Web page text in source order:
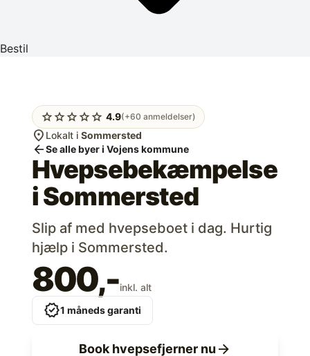
Bestil
starstarstarstarstar 4.9(+60 anmeldelser)
location_on Lokalt i Sommersted
arrow_backSe alle byer i Vojens kommune
Hvepsebekæmpelse
iSommersted
Slip af med hvepseboet i dag. Hurtig
hjælp i Sommersted.
800,-inkl. alt
verified1 måneds garanti
Book hvepsefjerner nu arrow_forward